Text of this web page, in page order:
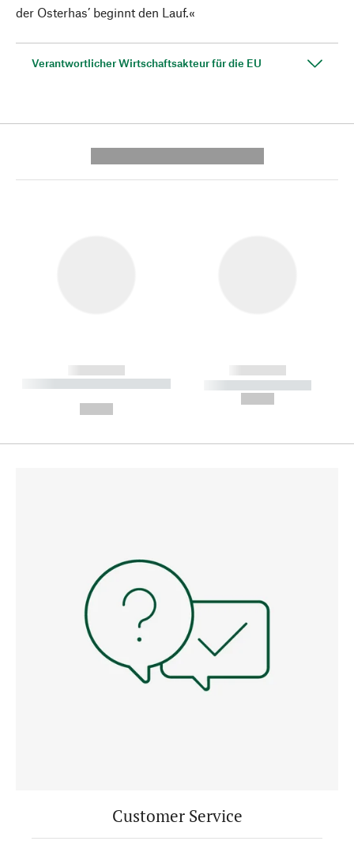
der Osterhas’ beginnt den Lauf.«
Verantwortlicher Wirtschaftsakteur für die EU
------------
----------- ----------- --------
------------
----------- -----------
Customer Service